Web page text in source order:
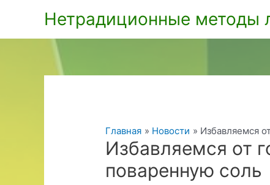
содержимому
Нетрадиционные методы
Главная Новости Избавляемся
Избавляемся от
поваренную соль